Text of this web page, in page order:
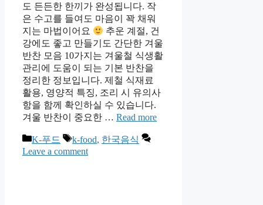
도 든든한 한끼가 완성됩니다. 작
은 수고를 들여도 마음이 꽉 채워
지는 마법이어요
추운 계절, 건
강에도 좋고 만들기도 간단한 겨울
반찬 모음 10가지는 겨울철 식생활
관리에 도움이 되는 기본 반찬을
정리한 정보입니다. 제철 식재료
활용, 영양적 특징, 조리 시 유의사
항을 함께 확인하실 수 있습니다.
겨울 반찬이 중요한 … Read more
Categories
K-푸드 Tags
k-food, 한국음식
Leave a comment